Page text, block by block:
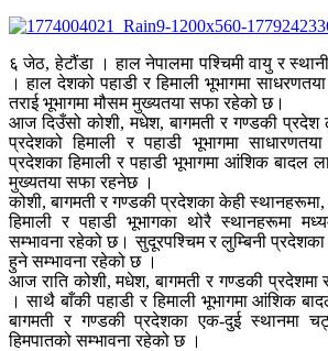
६ जेठ, हेटौंडा । हाल नेपालमा पश्चिमी वायु र
। हाल देशको पहाडी र हिमाली भूभागमा
तराई भूभागमा मौसम मुख्यतया सफा रहेको छ।
आज दिउँसो कोशी, मधेश, बागमती र गण्डकी प्रदेश
प्रदेशको हिमाली र पहाडी भूभागमा
प्रदेशका हिमाली र पहाडी भूभागमा आंशिक बादल
मुख्यतया सफा रहनेछ ।
कोशी, बागमती र गण्डकी प्रदेशका केही
हिमाली र पहाडी भूभागका थोरै स्थानहरूमा
सम्भावना रहेको छ। सुदूरपश्चिम र लुम्बिनी प्रदेशका
हुने सम्भावना रहेको छ ।
आज राति कोशी, मधेश, बागमती र गण्डकी प्रदेशमा
। साथै बाँकी पहाडी र हिमाली भूभागमा आंशिक
बागमती र गण्डकी प्रदेशका एक-दुई स्थानमा
हिमपातको सम्भावना रहेको छ ।